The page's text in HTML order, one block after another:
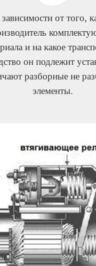
от того,
и на какое
он подлежит
разборные не
элементы.